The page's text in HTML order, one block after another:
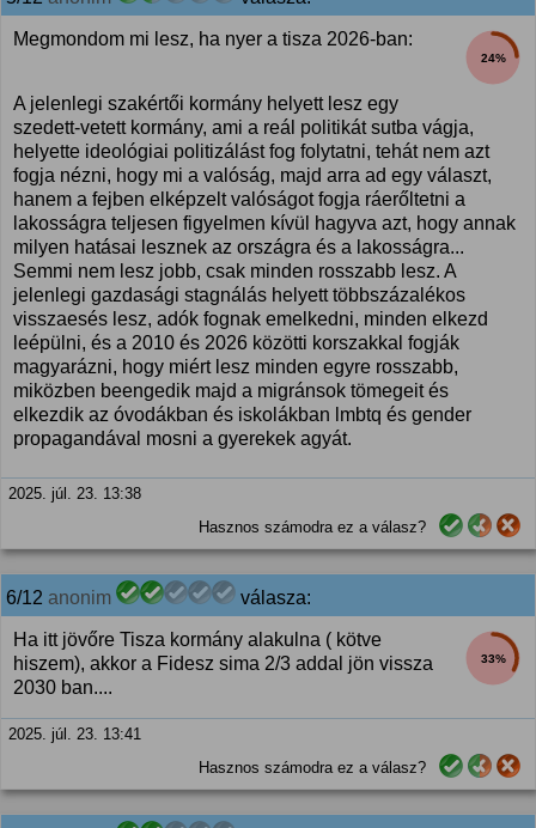
24%
Megmondom mi lesz, ha nyer a tisza 2026-ban:
A jelenlegi szakértői kormány helyett lesz egy
szedett-vetett kormány, ami a reál politikát sutba vágja,
helyette ideológiai politizálást fog folytatni, tehát nem azt
fogja nézni, hogy mi a valóság, majd arra ad egy választ,
hanem a fejben elképzelt valóságot fogja ráerőltetni a
lakosságra teljesen figyelmen kívül hagyva azt, hogy annak
milyen hatásai lesznek az országra és a lakosságra...
Semmi nem lesz jobb, csak minden rosszabb lesz. A
jelenlegi gazdasági stagnálás helyett többszázalékos
visszaesés lesz, adók fognak emelkedni, minden elkezd
leépülni, és a 2010 és 2026 közötti korszakkal fogják
magyarázni, hogy miért lesz minden egyre rosszabb,
miközben beengedik majd a migránsok tömegeit és
elkezdik az óvodákban és iskolákban lmbtq és gender
propagandával mosni a gyerekek agyát.
2025. júl. 23. 13:38
Hasznos számodra ez a válasz?
6/12 anonim válasza:
33%
Ha itt jövőre Tisza kormány alakulna ( kötve
hiszem), akkor a Fidesz sima 2/3 addal jön vissza
2030 ban....
2025. júl. 23. 13:41
Hasznos számodra ez a válasz?